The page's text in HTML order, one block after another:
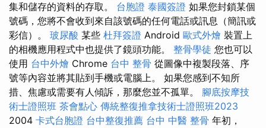
集和儲存的資料的存取。 台胞證 泰國簽證 如果您封鎖某個
號碼，您將不會收到來自該號碼的任何電話或訊息（簡訊或
彩信）。 玻尿酸 某些 杜拜簽證 Android 歐式外燴 裝置上
的相機應用程式中也提供了鏡頭功能。 整骨學徒 您也可以
使用 台中外燴 Chrome 台中 整骨 從圖像中複製段落、序
號等內容並將其貼到手機或電腦上。 如果您感到不知所
措、焦慮或需要有人傾訴，那麼您並不孤單。 腳底按摩技
術士證照班 茶會點心 傳統整復推拿技術士證照班2023
2004 卡式台胞證 台中整復推薦 台中 中醫 整骨 年初，